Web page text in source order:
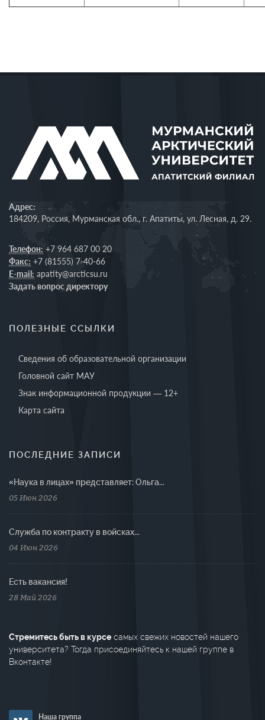
Адрес:
184209, Россия, Мурманская обл., г. Апатиты, ул. Лесная, д. 29.
Телефон: +7 964 687 00 20
Факс: +7 (81555) 7-40-66
E-mail: apatity@arcticsu.ru
Задать вопрос директору
ПОЛЕЗНЫЕ ССЫЛКИ
Сведения об образовательной организации
Головной сайт МАУ
Знак информационной продукции — 12+
Карта сайта
ПОСЛЕДНИЕ ЗАПИСИ
«Наука в лицах» представляет: Ольга...
05 Июн 2026
Cлужба по контракту в войсках...
04 Июн 2026
Есть вакансия!
28 Май 2026
Стремитесь быть в курсе самых свежих новостей нашего
университета? Тогда присоединяйтесь к нашей группе в
Вконтакте!
Наша группа